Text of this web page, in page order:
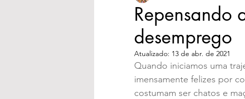
Repensando
desemprego
Atualizado: 13 de abr. de 2021
Quando iniciamos uma
imensamente felizes por
costumam ser chatos e